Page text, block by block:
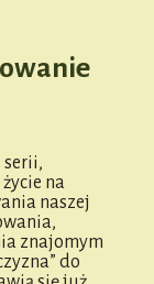
serii,
na
naszej
znajomym
do